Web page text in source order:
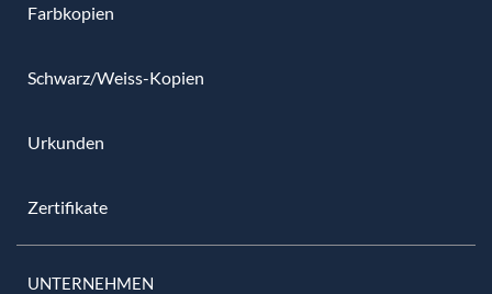
Farbkopien
Schwarz/Weiss-Kopien
Urkunden
Zertifikate
UNTERNEHMEN